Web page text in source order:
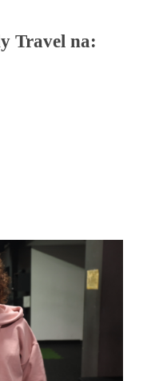
Travel na: